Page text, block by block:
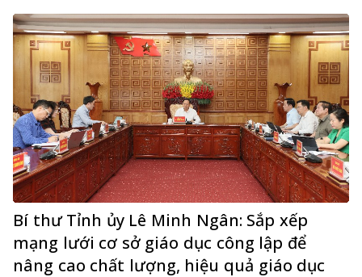
Bí thư Tỉnh ủy Lê Minh Ngân: Sắp xếp
mạng lưới cơ sở giáo dục công lập để
nâng cao chất lượng, hiệu quả giáo dục